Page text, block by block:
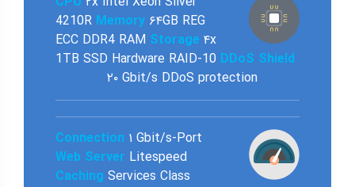
4210R Memory ۶۴GB REG
ECC DDR4 RAM Storage ۴x
1TB SSD Hardware RAID-10 DDoS Shield
۲۰ Gbit/s DDoS protection
۱ Gbit/s-Port
Web Server Litespeed
Caching Services Class